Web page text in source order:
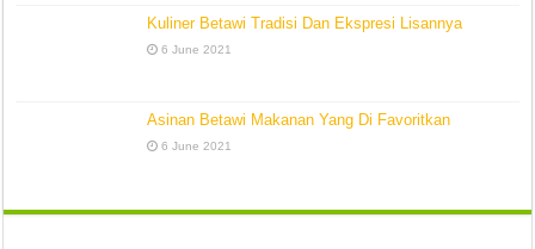
Kuliner Betawi Tradisi Dan Ekspresi Lisannya
6 June 2021
Asinan Betawi Makanan Yang Di Favoritkan
6 June 2021